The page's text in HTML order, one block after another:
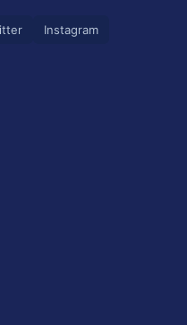
Instagram